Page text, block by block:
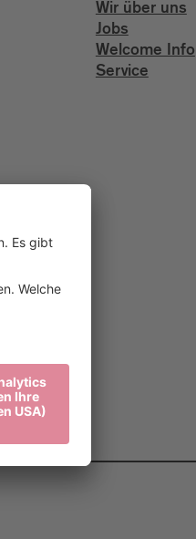
Wir über uns
Jobs
Welcome Info
Service